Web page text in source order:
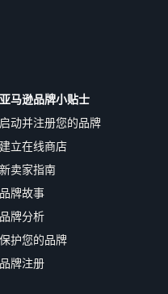
亚马逊品牌小贴士
启动并注册您的品牌
建立在线商店
新卖家指南
品牌故事
品牌分析
保护您的品牌
品牌注册